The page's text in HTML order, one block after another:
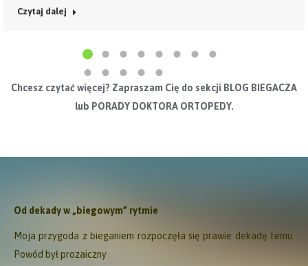
Czytaj dalej
Chcesz czytać więcej? Zapraszam Cię do sekcji BLOG BIEGACZA
lub PORADY DOKTORA ORTOPEDY.
Od dekady w „biegowym” rytmie
Moja przygoda z bieganiem rozpoczęła się prawie dekadę temu.
Powód był prozaiczny